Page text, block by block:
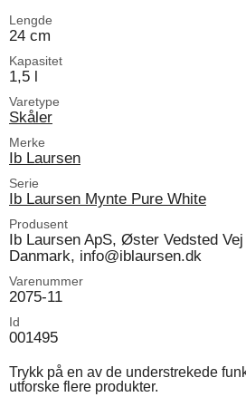
Lengde
24 cm
Kapasitet
1,5 l
Varetype
Skåler
Merke
Ib Laursen
Serie
Ib Laursen Mynte Pure White
Produsent
Ib Laursen ApS, Øster Vedsted
Danmark, info@iblaursen.dk
Varenummer
2075-11
Id
001495
Trykk på en av de understrekede
utforske flere produkter.